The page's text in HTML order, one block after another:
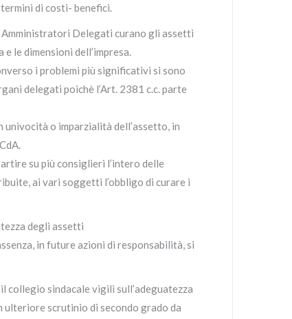
di costi- benefici.
Delegati curano gli assetti
le dimensioni dell’impresa.
i problemi più significativi si sono
delegati poichè l’Art. 2381 c.c. parte
o imparzialità dell’assetto, in
su più consiglieri l’intero delle
ai vari soggetti l’obbligo di curare i
degli assetti
in future azioni di responsabilità, si
collegio sindacale vigili sull’adeguatezza
ulteriore scrutinio di secondo grado da